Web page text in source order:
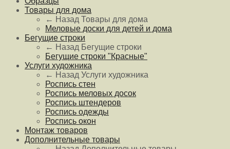
Товары для дома
← Назад Товары для дома
Меловые доски для детей и дома
Бегущие строки
← Назад Бегущие строки
Бегущие строки "Красные"
Услуги художника
← Назад Услуги художника
Роспись стен
Роспись меловых досок
Роспись штендеров
Роспись одежды
Роспись окон
Монтаж товаров
Дополнительные товары